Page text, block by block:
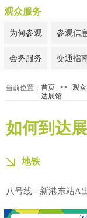
观众服务
为何参观 参观信
会务服务 交通指
首页 >> 观
达展馆
当前位置：
如何到达
地铁
八号线 - 新港东站A